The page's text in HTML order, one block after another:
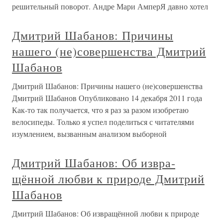
решительный поворот. Андре Мари АмперЯ давно хотел
Дмитрий Шабанов: Причины
нашего (не)совершенства Дмитрий
Шабанов
Дмитрий Шабанов: Причины нашего (не)совершенства
Дмитрий Шабанов Опубликовано 14 декабря 2011 года
Как-то так получается, что я раз за разом изобретаю
велосипеды. Только я успел поделиться с читателями
изумлением, вызванным анализом выборной
Дмитрий Шабанов: Об извра­
щённой любви к природе Дмитрий
Шабанов
Дмитрий Шабанов: Об извра­щённой любви к природе